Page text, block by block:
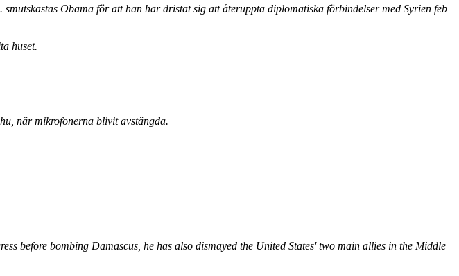
Obama för att han har dristat sig att återuppta diplomatiska förbindelser med Syrien feb
huset.
när mikrofonerna blivit avstängda.
before bombing Damascus, he has also dismayed the United States' two main allies in the Middle